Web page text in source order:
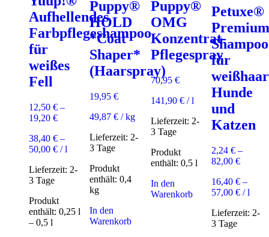
Aufhellendes
Farbpflegeshampoo
für
weißes
Fell
12,50 € –
19,20 €
38,40 € –
50,00 € /l
Lieferzeit: 2-
3 Tage
Produkt
enthält: 0,25 l
– 0,5 l
Puppy®
HOLD
*Coat
Shaper*
(Haarspray)
19,95€
49,87€ /kg
Lieferzeit: 2-
3 Tage
Produkt
enthält: 0,4
kg
In den
Warenkorb
Puppy®
OMG
Konzentrat-
Pflegespray
70,95 €
141,90 €/l
Lieferzeit: 2-
3 Tage
Produkt
enthält: 0,5 l
In den
Warenkorb
Petuxe®
Premium
Shampoo
für
Hunde
und
Katzen
2,24 €–
82,00 €
16,40 €–
57,00 €/l
Lieferzeit: 2-
3 Tage